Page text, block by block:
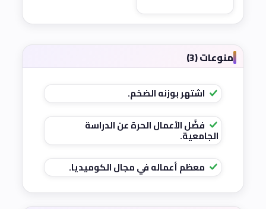
منوعات (3)
اشتهر بوزنه الضخم.
فضَّل الأعمال الحرة عن الدراسة
الجامعية.
معظم أعماله في مجال الكوميديا.